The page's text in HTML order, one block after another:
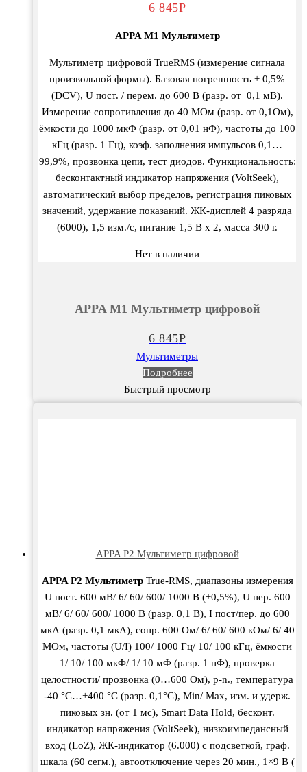
6 845Р
APPA M1 Мультиметр
Мультиметр цифровой TrueRMS (измерение сигнала
произвольной формы). Базовая погрешность ± 0,5%
(DCV), U пост. / перем. до 600 В (разр. от 0,1 мВ).
Измерение сопротивления до 40 МОм (разр. от 0,1Ом),
ёмкости до 1000 мкФ (разр. от 0,01 нФ), частоты до 100
кГц (разр. 1 Гц), коэф. заполнения импульсов 0,1…
99,9%, прозвонка цепи, тест диодов. Функциональность:
бесконтактный индикатор напряжения (VoltSeek),
автоматический выбор пределов, регистрация пиковых
значений, удержание показаний. ЖК-дисплей 4 разряда
(6000), 1,5 изм./с, питание 1,5 В х 2, масса 300 г.
Нет в наличии
APPA M1 Мультиметр цифровой
6 845Р
Мультиметры
Подробнее
Быстрый просмотр
APPA P2 Мультиметр цифровой
APPA P2 МультиметрTrue-RMS, диапазоны измерения
U пост. 600 мВ/ 6/ 60/ 600/ 1000 В (±0,5%), U пер. 600
мВ/ 6/ 60/ 600/ 1000 В (разр. 0,1 В), I пост/пер. до 600
мкА (разр. 0,1 мкА), сопр. 600 Ом/ 6/ 60/ 600 кОм/ 6/ 40
МОм, частоты (U/I) 100/ 1000 Гц/ 10/ 100 кГц, ёмкости
1/ 10/ 100 мкФ/ 1/ 10 мФ (разр. 1 нФ), проверка
целостности/ прозвонка (0…600 Ом), p-n., температура
-40 °С…+400 °С (разр. 0,1°С), Min/ Max, изм. и удерж.
пиковых зн. (от 1 мс), Smart Data Hold, бесконт.
индикатор напряжения (VoltSeek), низкоимпедансный
вход (LoZ), ЖК-индикатор (6.000) с подсветкой, граф.
шкала (60 сегм.), автоотключение через 20 мин., 1×9 В (